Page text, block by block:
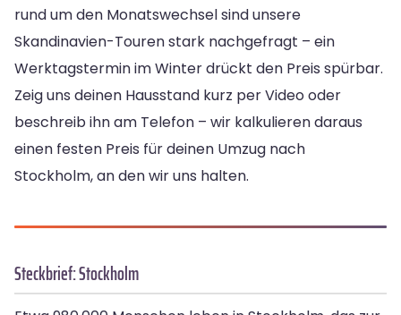
rund um den Monatswechsel sind unsere
Skandinavien-Touren stark nachgefragt – ein
Werktagstermin im Winter drückt den Preis spürbar.
Zeig uns deinen Hausstand kurz per Video oder
beschreib ihn am Telefon – wir kalkulieren daraus
einen festen Preis für deinen Umzug nach
Stockholm, an den wir uns halten.
Steckbrief: Stockholm